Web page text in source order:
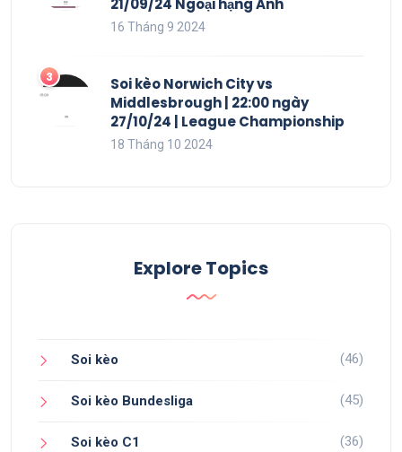
21/09/24 Ngoại hạng Anh
16 Tháng 9 2024
Soi kèo Norwich City vs
Middlesbrough | 22:00 ngày
27/10/24 | League Championship
18 Tháng 10 2024
Explore Topics
Soi kèo (46)
Soi kèo Bundesliga (45)
Soi kèo C1 (36)